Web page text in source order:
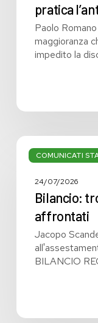
pratica
Paolo
maggioranza
impedito la
COMUNICATI
Bilancio:
troppi
grandi
affrontati
24/07/2026
Bilancio:
affrontati
Jacopo
BILANCIO